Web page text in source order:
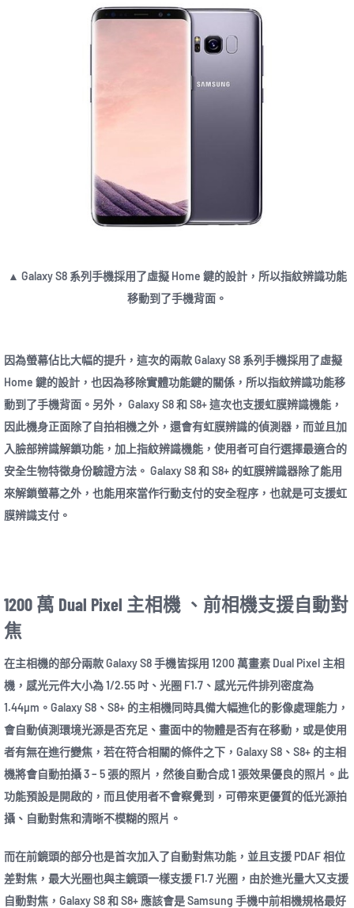
▲ Galaxy S8 系列手機採用了虛擬 Home 鍵的設計，所以指紋辨識功能
移動到了手機背面。
因為螢幕佔比大幅的提升，這次的兩款 Galaxy S8 系列手機採用了虛擬
Home 鍵的設計，也因為移除實體功能鍵的關係，所以指紋辨識功能移
動到了手機背面。另外， Galaxy S8 和 S8+ 這次也支援虹膜辨識機能，
因此機身正面除了自拍相機之外，還會有虹膜辨識的偵測器，而並且加
入臉部辨識解鎖功能，加上指紋辨識機能，使用者可自行選擇最適合的
安全生物特徵身份驗證方法。 Galaxy S8 和 S8+ 的虹膜辨識器除了能用
來解鎖螢幕之外，也能用來當作行動支付的安全程序，也就是可支援虹
膜辨識支付。
1200 萬 Dual Pixel 主相機 、前相機支援自動對
焦
在主相機的部分兩款 Galaxy S8 手機皆採用 1200 萬畫素 Dual Pixel 主相
機，感光元件大小為 1/2.55 吋、光圈 F1.7、感光元件排列密度為
1.44µm。Galaxy S8、S8+ 的主相機同時具備大幅進化的影像處理能力，
會自動偵測環境光源是否充足、畫面中的物體是否有在移動，或是使用
者有無在進行變焦，若在符合相關的條件之下，Galaxy S8、S8+ 的主相
機將會自動拍攝 3 – 5 張的照片，然後自動合成 1 張效果優良的照片。此
功能預設是開啟的，而且使用者不會察覺到，可帶來更優質的低光源拍
攝、自動對焦和清晰不模糊的照片。
而在前鏡頭的部分也是首次加入了自動對焦功能，並且支援 PDAF 相位
差對焦，最大光圈也與主鏡頭一樣支援 F1.7 光圈，由於進光量大又支援
自動對焦，Galaxy S8 和 S8+ 應該會是 Samsung 手機中前相機規格最好